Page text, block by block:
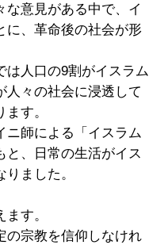
意見がある中で、イ
に、革命後の社会が形
人口の9割がイスラム
人々の社会に浸透して
す。
師による「イスラム
と、日常の生活がイス
ました。
す。
宗教を信仰しなけれ